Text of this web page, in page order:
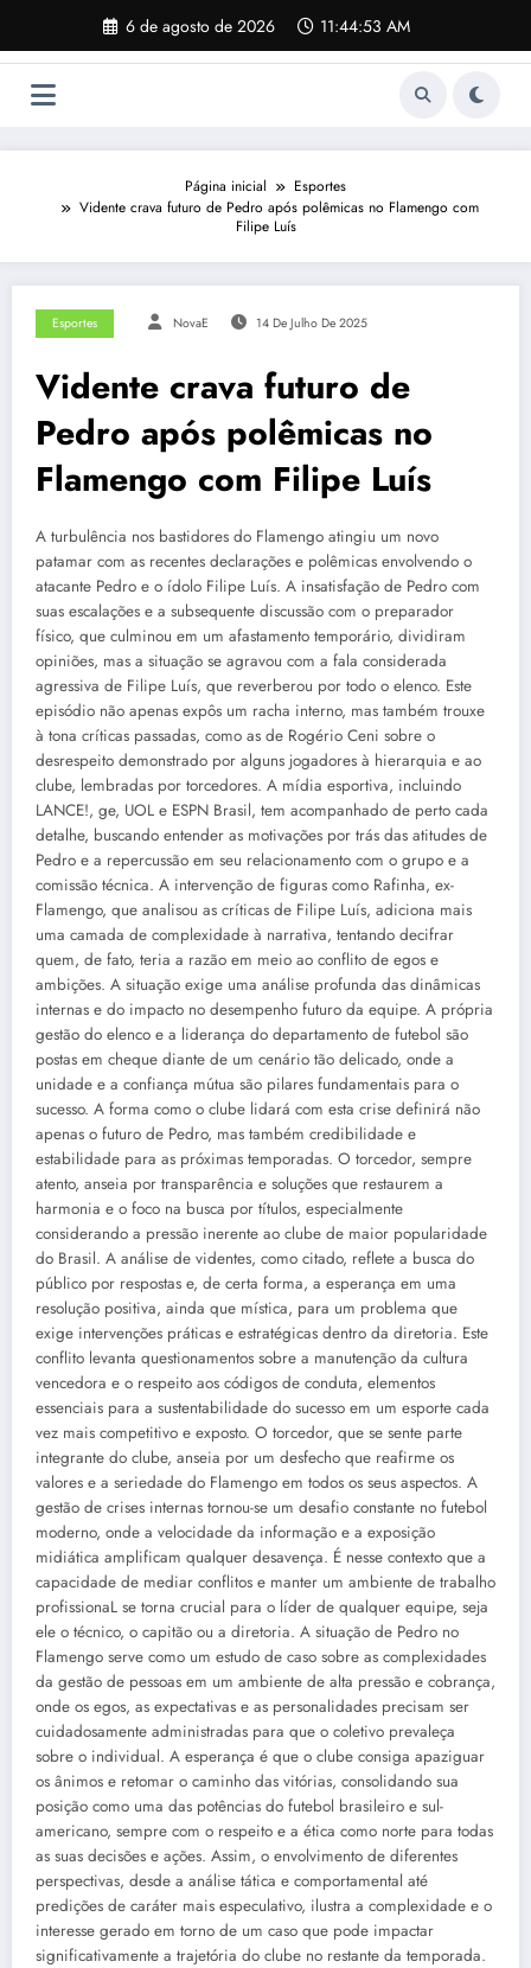
o
6 de agosto de 2026 11:44:54 AM
Página inicial
Esportes
Vidente crava futuro de Pedro após polêmicas no Flamengo com
Filipe Luís
Esportes NovaE 14 De Julho De 2025
Vidente crava futuro de
Pedro após polêmicas no
Flamengo com Filipe Luís
A turbulência nos bastidores do Flamengo atingiu um novo
patamar com as recentes declarações e polêmicas envolvendo o
atacante Pedro e o ídolo Filipe Luís. A insatisfação de Pedro com
suas escalações e a subsequente discussão com o preparador
físico, que culminou em um afastamento temporário, dividiram
opiniões, mas a situação se agravou com a fala considerada
agressiva de Filipe Luís, que reverberou por todo o elenco. Este
episódio não apenas expôs um racha interno, mas também trouxe
à tona críticas passadas, como as de Rogério Ceni sobre o
desrespeito demonstrado por alguns jogadores à hierarquia e ao
clube, lembradas por torcedores. A mídia esportiva, incluindo
LANCE!, ge, UOL e ESPN Brasil, tem acompanhado de perto cada
detalhe, buscando entender as motivações por trás das atitudes de
Pedro e a repercussão em seu relacionamento com o grupo e a
comissão técnica. A intervenção de figuras como Rafinha, ex-
Flamengo, que analisou as críticas de Filipe Luís, adiciona mais
uma camada de complexidade à narrativa, tentando decifrar
quem, de fato, teria a razão em meio ao conflito de egos e
ambições. A situação exige uma análise profunda das dinâmicas
internas e do impacto no desempenho futuro da equipe. A própria
gestão do elenco e a liderança do departamento de futebol são
postas em cheque diante de um cenário tão delicado, onde a
unidade e a confiança mútua são pilares fundamentais para o
sucesso. A forma como o clube lidará com esta crise definirá não
apenas o futuro de Pedro, mas também credibilidade e
estabilidade para as próximas temporadas. O torcedor, sempre
atento, anseia por transparência e soluções que restaurem a
harmonia e o foco na busca por títulos, especialmente
considerando a pressão inerente ao clube de maior popularidade
do Brasil. A análise de videntes, como citado, reflete a busca do
público por respostas e, de certa forma, a esperança em uma
resolução positiva, ainda que mística, para um problema que
exige intervenções práticas e estratégicas dentro da diretoria. Este
conflito levanta questionamentos sobre a manutenção da cultura
vencedora e o respeito aos códigos de conduta, elementos
essenciais para a sustentabilidade do sucesso em um esporte cada
vez mais competitivo e exposto. O torcedor, que se sente parte
integrante do clube, anseia por um desfecho que reafirme os
valores e a seriedade do Flamengo em todos os seus aspectos. A
gestão de crises internas tornou-se um desafio constante no futebol
moderno, onde a velocidade da informação e a exposição
midiática amplificam qualquer desavença. É nesse contexto que a
capacidade de mediar conflitos e manter um ambiente de trabalho
profissionaL se torna crucial para o líder de qualquer equipe, seja
ele o técnico, o capitão ou a diretoria. A situação de Pedro no
Flamengo serve como um estudo de caso sobre as complexidades
da gestão de pessoas em um ambiente de alta pressão e cobrança,
onde os egos, as expectativas e as personalidades precisam ser
cuidadosamente administradas para que o coletivo prevaleça
sobre o individual. A esperança é que o clube consiga apaziguar
os ânimos e retomar o caminho das vitórias, consolidando sua
posição como uma das potências do futebol brasileiro e sul-
americano, sempre com o respeito e a ética como norte para todas
as suas decisões e ações. Assim, o envolvimento de diferentes
perspectivas, desde a análise tática e comportamental até
predições de caráter mais especulativo, ilustra a complexidade e o
interesse gerado em torno de um caso que pode impactar
significativamente a trajetória do clube no restante da temporada.